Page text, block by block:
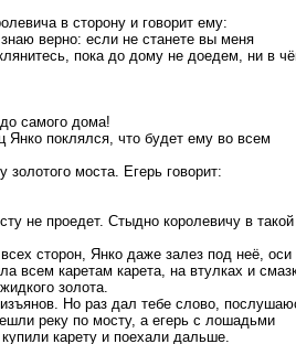
в сторону и говорит ему:
верно: если не станете вы меня
пока до дому не доедем, ни в
самого дома!
Янко поклялся, что будет ему во всем
моста. Егерь говорит:
не проедет. Стыдно королевичу в такой
сторон, Янко даже залез под неё, оси
всем каретам карета, на втулках и
золота.
Но раз дал тебе слово,
реку по мосту, а егерь с лошадьми
карету и поехали дальше.